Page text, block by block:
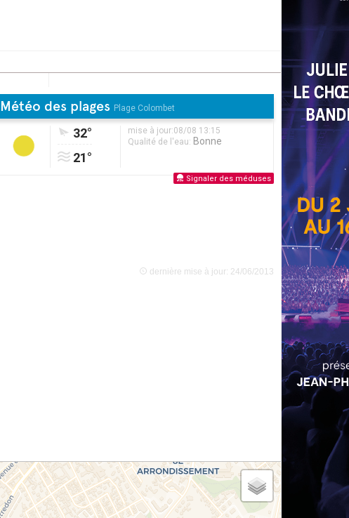
Météo des plages Plage Colombet
32°
21°
mise à jour:08/08 13:15
Qualité de l'eau: Bonne
Signaler des méduses
dernière mise à jour: 24/06/2013